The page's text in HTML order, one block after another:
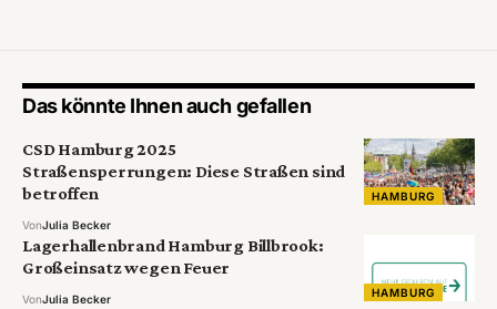
Das könnte Ihnen auch gefallen
HAMBURG
CSD Hamburg 2025
Straßensperrungen: Diese Straßen sind
betroffen
VonJulia Becker
HAMBURG
Lagerhallenbrand Hamburg Billbrook:
Großeinsatz wegen Feuer
VonJulia Becker